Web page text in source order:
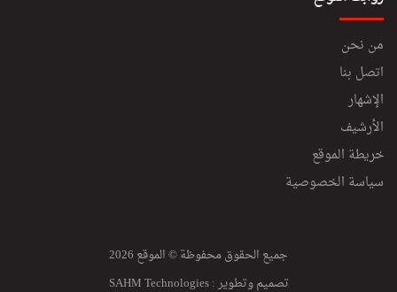
من نحن
اتصل بنا
الإشهار
الأرشيف
خريطة الموقع
سياسة الخصوصية
جميع الحقوق محفوظة © الموقع 2026
تصميم وتطوير :SAHM Technologies